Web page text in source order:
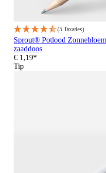
(5 Taxaties)
Sprout® Potlood
zaaddoos
€ 1,19*
Tip